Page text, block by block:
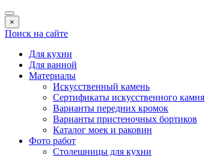
×
Поиск на сайте
Для кухни
Для ванной
Материалы
Искусственный камень
Сертификаты искусственного камня
Варианты передних кромок
Варианты пристеночных бортиков
Каталог моек и раковин
Фото работ
Столешницы для кухни